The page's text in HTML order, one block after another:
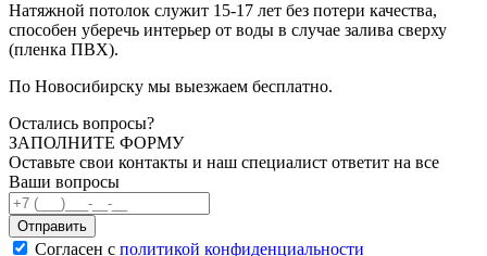
Натяжной потолок служит 15-17 лет без потери качества,
способен уберечь интерьер от воды в случае залива сверху
(пленка ПВХ).
По Новосибирску мы выезжаем бесплатно.
Остались вопросы?
ЗАПОЛНИТЕ ФОРМУ
Оставьте свои контакты и наш специалист ответит на все
Ваши вопросы
Согласен с политикой конфиденциальности